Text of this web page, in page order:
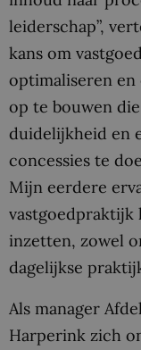
leiderschap”,
kans om
optimaliseren en
op te bouwen
duidelijkheid en
concessies te
Mijn eerdere
vastgoedpraktijk
inzetten, zowel
dagelijkse
Als manager
Harperink zich